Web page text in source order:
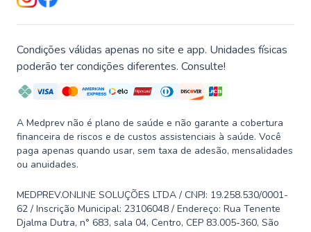
Condições válidas apenas no site e app. Unidades físicas
poderão ter condições diferentes. Consulte!
A Medprev não é plano de saúde e não garante a cobertura
financeira de riscos e de custos assistenciais à saúde. Você
paga apenas quando usar, sem taxa de adesão, mensalidades
ou anuidades.
MEDPREV.ONLINE SOLUÇÕES LTDA / CNPJ: 19.258.530/0001-
62 / Inscrição Municipal: 23106048 / Endereço: Rua Tenente
Djalma Dutra, n° 683, sala 04, Centro, CEP 83.005-360, São